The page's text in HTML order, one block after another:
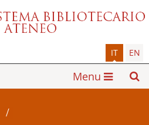
IT EN
Menu
/